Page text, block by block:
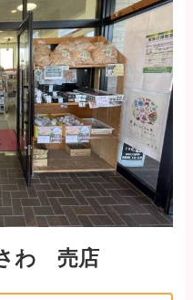
わ 売店